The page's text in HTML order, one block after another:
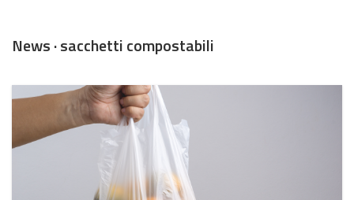
News · sacchetti compostabili